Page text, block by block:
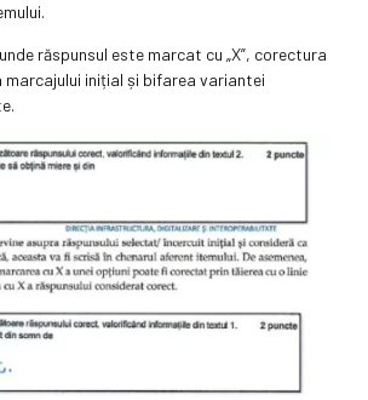
răspunsul este marcat cu „X”, corectura
marcajului inițial și bifarea variantei